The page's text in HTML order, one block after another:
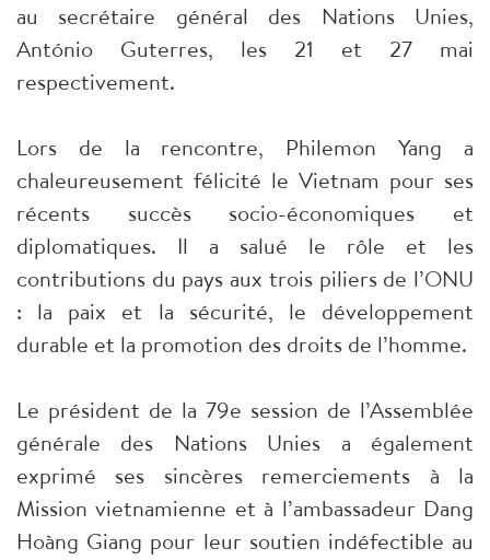
au secrétaire général des Nations Unies,
António Guterres, les 21 et 27 mai
respectivement.
Lors de la rencontre, Philemon Yang a
chaleureusement félicité le Vietnam pour ses
récents succès socio-économiques et
diplomatiques. Il a salué le rôle et les
contributions du pays aux trois piliers de l’ONU
: la paix et la sécurité, le développement
durable et la promotion des droits de l’homme.
Le président de la 79e session de l’Assemblée
générale des Nations Unies a également
exprimé ses sincères remerciements à la
Mission vietnamienne et à l’ambassadeur Dang
Hoàng Giang pour leur soutien indéfectible au